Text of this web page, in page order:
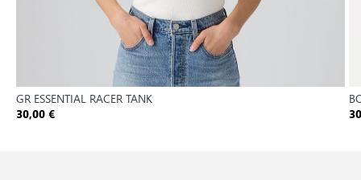
GR ESSENTIAL RACER TANK
30,00 €